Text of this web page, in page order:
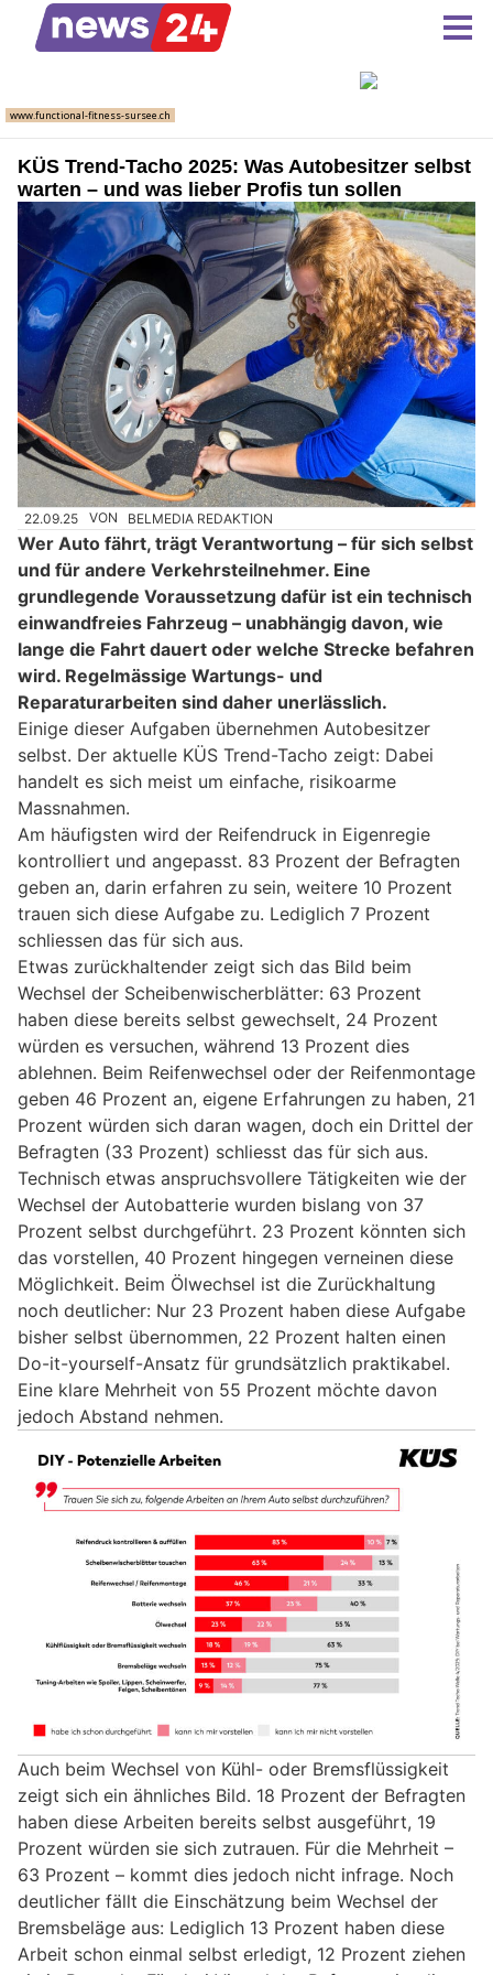
KÜS Trend-Tacho 2025: Was Autobesitzer selbst
warten – und was lieber Profis tun sollen
22.09.25 VON BELMEDIA REDAKTION
Wer Auto fährt, trägt Verantwortung – für sich selbst
und für andere Verkehrsteilnehmer. Eine
grundlegende Voraussetzung dafür ist ein technisch
einwandfreies Fahrzeug – unabhängig davon, wie
lange die Fahrt dauert oder welche Strecke befahren
wird. Regelmässige Wartungs- und
Reparaturarbeiten sind daher unerlässlich.
Einige dieser Aufgaben übernehmen Autobesitzer
selbst. Der aktuelle KÜS Trend-Tacho zeigt: Dabei
handelt es sich meist um einfache, risikoarme
Massnahmen.
Am häufigsten wird der Reifendruck in Eigenregie
kontrolliert und angepasst. 83 Prozent der Befragten
geben an, darin erfahren zu sein, weitere 10 Prozent
trauen sich diese Aufgabe zu. Lediglich 7 Prozent
schliessen das für sich aus.
Etwas zurückhaltender zeigt sich das Bild beim
Wechsel der Scheibenwischerblätter: 63 Prozent
haben diese bereits selbst gewechselt, 24 Prozent
würden es versuchen, während 13 Prozent dies
ablehnen. Beim Reifenwechsel oder der Reifenmontage
geben 46 Prozent an, eigene Erfahrungen zu haben, 21
Prozent würden sich daran wagen, doch ein Drittel der
Befragten (33 Prozent) schliesst das für sich aus.
Technisch etwas anspruchsvollere Tätigkeiten wie der
Wechsel der Autobatterie wurden bislang von 37
Prozent selbst durchgeführt. 23 Prozent könnten sich
das vorstellen, 40 Prozent hingegen verneinen diese
Möglichkeit. Beim Ölwechsel ist die Zurückhaltung
noch deutlicher: Nur 23 Prozent haben diese Aufgabe
bisher selbst übernommen, 22 Prozent halten einen
Do-it-yourself-Ansatz für grundsätzlich praktikabel.
Eine klare Mehrheit von 55 Prozent möchte davon
jedoch Abstand nehmen.
Auch beim Wechsel von Kühl- oder Bremsflüssigkeit
zeigt sich ein ähnliches Bild. 18 Prozent der Befragten
haben diese Arbeiten bereits selbst ausgeführt, 19
Prozent würden sie sich zutrauen. Für die Mehrheit –
63 Prozent – kommt dies jedoch nicht infrage. Noch
deutlicher fällt die Einschätzung beim Wechsel der
Bremsbeläge aus: Lediglich 13 Prozent haben diese
Arbeit schon einmal selbst erledigt, 12 Prozent ziehen